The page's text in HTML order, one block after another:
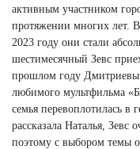
активным участником
протяжении многих лет. В
2023 году они стали
шестимесячный Зевс
прошлом году
любимого мультфильма
семья перевоплотилась в
рассказала Наталья, Зевс
поэтому с выбором темы